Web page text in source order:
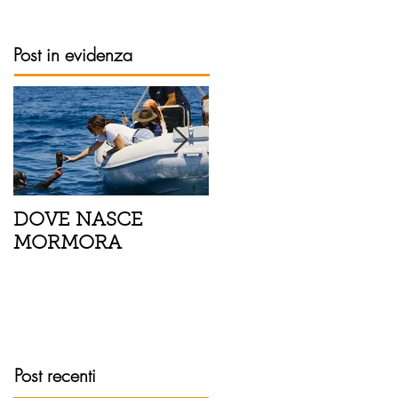
Post in evidenza
DOVE NASCE
MORMORA
Post recenti